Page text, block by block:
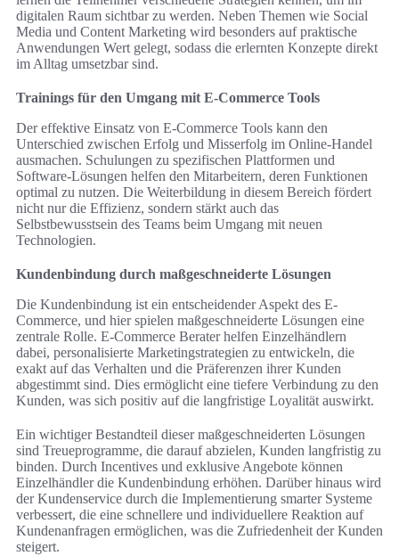
digitalen Raum sichtbar zu werden. Neben Themen wie Social
Media und Content Marketing wird besonders auf praktische
Anwendungen Wert gelegt, sodass die erlernten Konzepte direkt
im Alltag umsetzbar sind.
Trainings für den Umgang mit E-Commerce Tools
Der effektive Einsatz von E-Commerce Tools kann den
Unterschied zwischen Erfolg und Misserfolg im Online-Handel
ausmachen. Schulungen zu spezifischen Plattformen und
Software-Lösungen helfen den Mitarbeitern, deren Funktionen
optimal zu nutzen. Die Weiterbildung in diesem Bereich fördert
nicht nur die Effizienz, sondern stärkt auch das
Selbstbewusstsein des Teams beim Umgang mit neuen
Technologien.
Kundenbindung durch maßgeschneiderte Lösungen
Die Kundenbindung ist ein entscheidender Aspekt des E-
Commerce, und hier spielen maßgeschneiderte Lösungen eine
zentrale Rolle. E-Commerce Berater helfen Einzelhändlern
dabei, personalisierte Marketingstrategien zu entwickeln, die
exakt auf das Verhalten und die Präferenzen ihrer Kunden
abgestimmt sind. Dies ermöglicht eine tiefere Verbindung zu den
Kunden, was sich positiv auf die langfristige Loyalität auswirkt.
Ein wichtiger Bestandteil dieser maßgeschneiderten Lösungen
sind Treueprogramme, die darauf abzielen, Kunden langfristig zu
binden. Durch Incentives und exklusive Angebote können
Einzelhändler die Kundenbindung erhöhen. Darüber hinaus wird
der Kundenservice durch die Implementierung smarter Systeme
verbessert, die eine schnellere und individuellere Reaktion auf
Kundenanfragen ermöglichen, was die Zufriedenheit der Kunden
steigert.